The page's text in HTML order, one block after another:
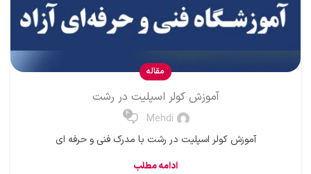
مقاله
آموزش کولر اسپلیت در رشت
Mehdi
4
آموزش کولر اسپلیت در رشت با مدرک فنی و حرفه ای
ادامه مطلب